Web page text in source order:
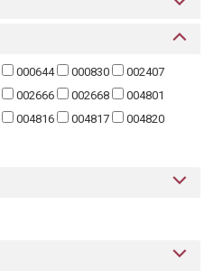
000644 000830
002407
002666 002668
004801
004816 004817
004820